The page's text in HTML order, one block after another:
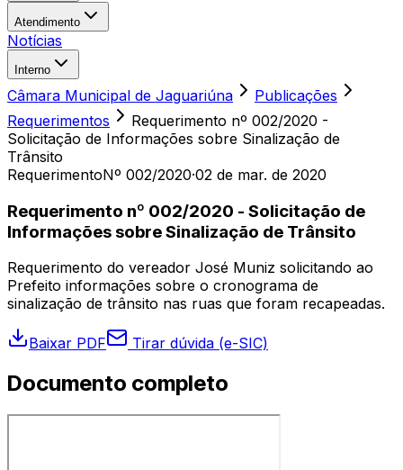
Atendimento
Notícias
Interno
Câmara Municipal de Jaguariúna
Publicações
Requerimentos
Requerimento nº 002/2020 -
Solicitação de Informações sobre Sinalização de
Trânsito
RequerimentoNº 002/2020·02 de mar. de 2020
Requerimento nº 002/2020 - Solicitação de
Informações sobre Sinalização de Trânsito
Requerimento do vereador José Muniz solicitando ao
Prefeito informações sobre o cronograma de
sinalização de trânsito nas ruas que foram recapeadas.
Baixar PDF Tirar dúvida (e-SIC)
Documento completo